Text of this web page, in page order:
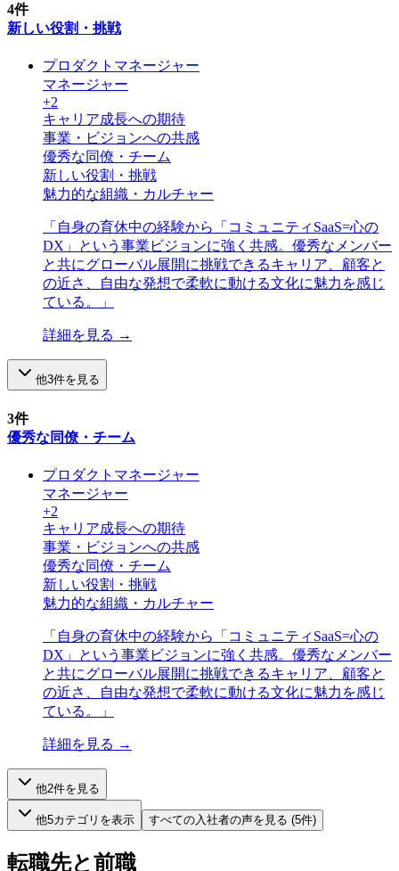
4件
新しい役割・挑戦
プロダクトマネージャー
マネージャー
+2
キャリア成長への期待
事業・ビジョンへの共感
優秀な同僚・チーム
新しい役割・挑戦
魅力的な組織・カルチャー
「 自身の育休中の経験から「コミュニティSaaS=心の
DX」という事業ビジョンに強く共感。優秀なメンバー
と共にグローバル展開に挑戦できるキャリア、顧客と
の近さ、自由な発想で柔軟に動ける文化に魅力を感じ
ている。
」
詳細を見る →
他3件を見る
3件
優秀な同僚・チーム
プロダクトマネージャー
マネージャー
+2
キャリア成長への期待
事業・ビジョンへの共感
優秀な同僚・チーム
新しい役割・挑戦
魅力的な組織・カルチャー
「 自身の育休中の経験から「コミュニティSaaS=心の
DX」という事業ビジョンに強く共感。優秀なメンバー
と共にグローバル展開に挑戦できるキャリア、顧客と
の近さ、自由な発想で柔軟に動ける文化に魅力を感じ
ている。
」
詳細を見る →
他2件を見る
他5カテゴリを表示 すべての 入社者の声を見る (5件)
転職先と前職